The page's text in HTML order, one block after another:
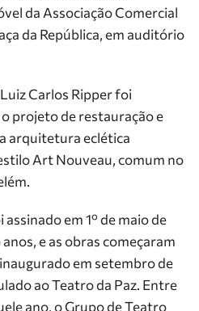
da Associação Comercial
da República, em auditório
Carlos Ripper foi
projeto de restauração e
arquitetura eclética
Art Nouveau, comum no
em 1º de maio de
e as obras começaram
em setembro de
ao Teatro da Paz. Entre
ano, o Grupo de Teatro